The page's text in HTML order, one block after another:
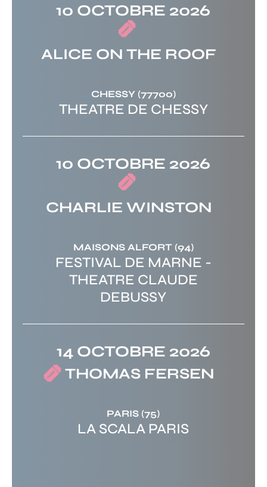
10 OCTOBRE 2026
ALICE ON THE ROOF
CHESSY (77700)
THEATRE DE CHESSY
10 OCTOBRE 2026
CHARLIE WINSTON
MAISONS ALFORT(94)
FESTIVAL DE MARNE -
THEATRE CLAUDE
DEBUSSY
14 OCTOBRE 2026
THOMAS FERSEN
PARIS (75)
LA SCALA PARIS